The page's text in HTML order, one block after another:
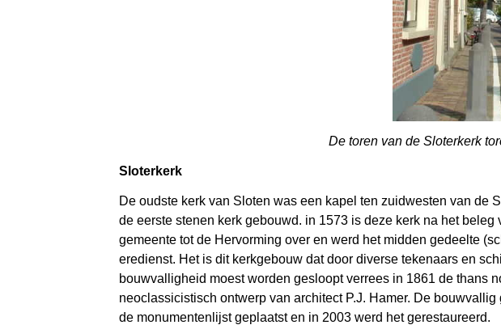
De toren van de Sloterkerk
Sloterkerk
De oudste kerk van Sloten was een kapel ten zuidwesten van de
de eerste stenen kerk gebouwd. in 1573 is deze kerk na het
gemeente tot de Hervorming over en werd het midden gedeelte
eredienst. Het is dit kerkgebouw dat door diverse tekenaars en
bouwvalligheid moest worden gesloopt verrees in 1861 de thans
neoclassicistisch ontwerp van architect P.J. Hamer. De
de monumentenlijst geplaatst en in 2003 werd het gerestaureerd.